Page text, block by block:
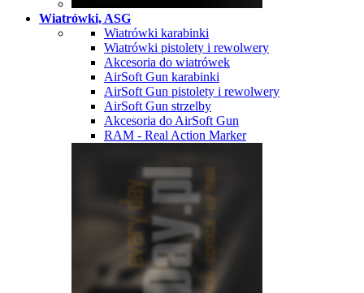
Wiatrówki, ASG
Wiatrówki karabinki
Wiatrówki pistolety i rewolwery
Akcesoria do wiatrówek
AirSoft Gun karabinki
AirSoft Gun pistolety i rewolwery
AirSoft Gun strzelby
Akcesoria do AirSoft Gun
RAM - Real Action Marker